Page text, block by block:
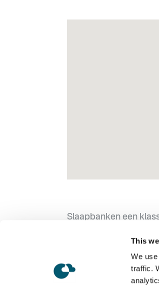
This
We
traffic.
Slaapbanken een
nachtrust. Voor
gasten zullen het
waarderen.